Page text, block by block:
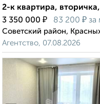
2-к квартира,
3 350 000 ₽ 83 200 ₽ за
Советский район,
Агентство, 07.08.2026